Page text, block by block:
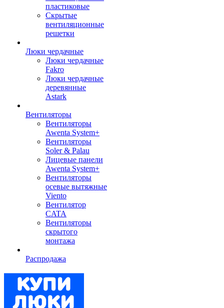
пластиковые
Скрытые
вентиляционные
решетки
Люки чердачные
Люки чердачные
Fakro
Люки чердачные
деревянные
Astark
Вентиляторы
Вентиляторы
Awenta System+
Вентиляторы
Soler & Palau
Лицевые панели
Awenta System+
Вентиляторы
осевые вытяжные
Viento
Вентилятор
CATA
Вентиляторы
скрытого
монтажа
Распродажа